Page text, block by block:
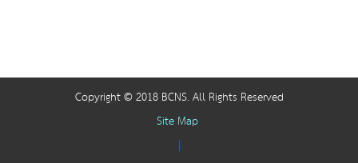
Copyright © 2018 BCNS. All Rights Reserved
Site Map
|